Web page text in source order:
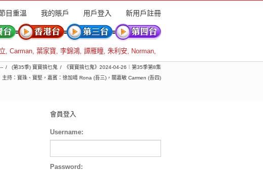
目重溫 我的賬戶 用戶登入 新用戶註冊
, Carman, 葉家寶, 李錦鴻, 譚雁瞳, 朱利安, Norman,
(第35季) 寶寶搞乜鬼
《寶寶搞乜鬼》2024-04-26︱第35季第8集
主持：寶珠、寶堅，嘉賓：徐加晴 Rona (吾三)，關嘉敏 Carmen (吾四)
會員登入
Username:
Password: